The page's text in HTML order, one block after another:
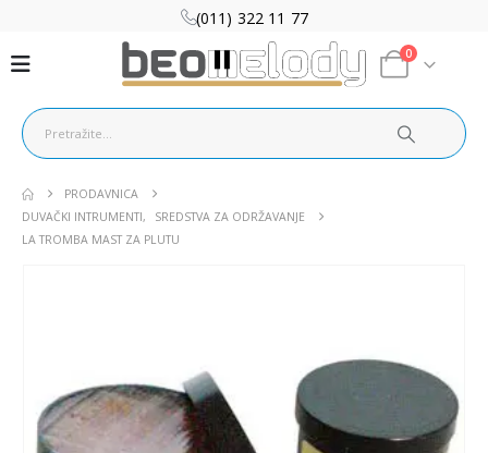
(011) 322 11 77
0
PRODAVNICA
DUVAČKI INTRUMENTI,
SREDSTVA ZA ODRŽAVANJE
LA TROMBA MAST ZA PLUTU